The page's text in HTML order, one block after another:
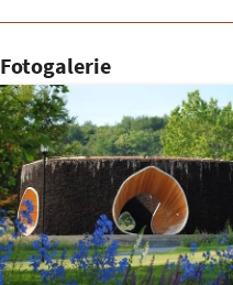
Fotogalerie